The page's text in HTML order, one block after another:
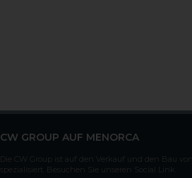
CW GROUP AUF MENORCA
Die CW Group ist auf den Verkauf und den Bau
spezialisiert. Besuchen Sie unseren Social Link.